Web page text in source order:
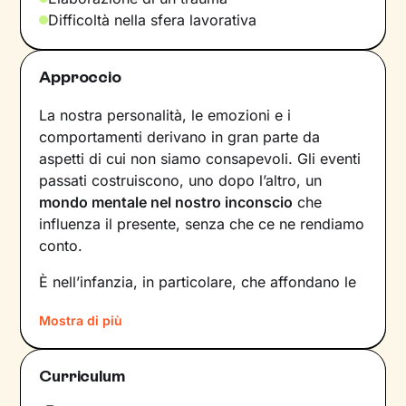
Difficoltà nella sfera lavorativa
Approccio
La nostra personalità, le emozioni e i
comportamenti derivano in gran parte da
aspetti di cui non siamo consapevoli. Gli eventi
passati costruiscono, uno dopo l’altro, un
mondo mentale nel nostro inconscio che
influenza il presente, senza che ce ne rendiamo
conto.
È nell’infanzia, in particolare, che affondano le
e agire: leesperienze vissute in famiglia
infatti, vengono apprese, memorizzate e
riproposte nelle relazioni successive.
Mostra di più
Curriculum